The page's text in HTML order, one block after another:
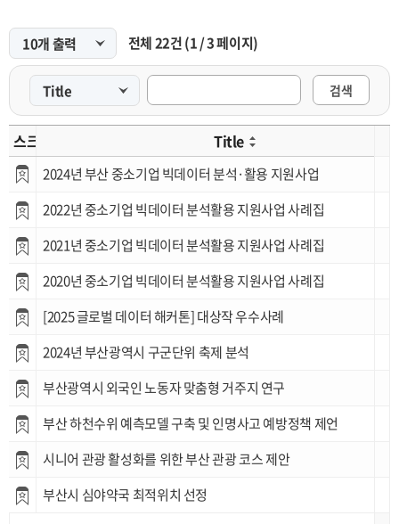
전체22건(1/3페이지)
검색
스크랩 Title
2024년 부산 중소기업 빅데이터 분석·활용 지원사업
2022년 중소기업 빅데이터 분석활용 지원사업 사례집
2021년 중소기업 빅데이터 분석활용 지원사업 사례집
2020년 중소기업 빅데이터 분석활용 지원사업 사례집
[2025 글로벌 데이터 해커톤] 대상작 우수사례
2024년 부산광역시 구군단위 축제 분석
부산광역시 외국인 노동자 맞춤형 거주지 연구
부산 하천수위 예측모델 구축 및 인명사고 예방정책 제언
시니어 관광 활성화를 위한 부산 관광 코스 제안
부산시 심야약국 최적위치 선정